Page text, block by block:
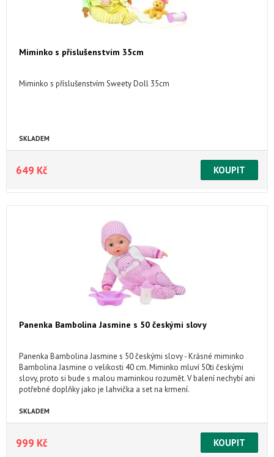
Miminko s příslušenstvím 35cm
Miminko s příslušenstvím Sweety Doll 35cm
SKLADEM
649 Kč
Panenka Bambolina Jasmine s 50 českými slovy
Panenka Bambolina Jasmine s 50 českými slovy - Krásné miminko
Bambolina Jasmine o velikosti 40 cm. Miminko mluví 50ti českými
slovy, proto si bude s malou maminkou rozumět. V balení nechybí ani
potřebné doplňky jako je lahvička a set na krmení.
SKLADEM
999 Kč